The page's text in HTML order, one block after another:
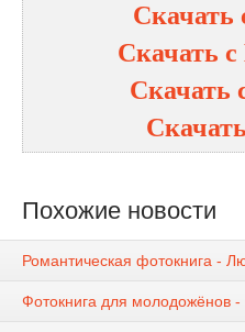
Скачать
Скачать
Скачать
Похожие новости
Романтическая фотокнига -
Фотокнига для молодожёнов